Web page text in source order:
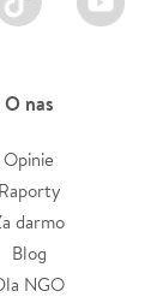
O nas
Opinie
Raporty
darmo
Blog
NGO